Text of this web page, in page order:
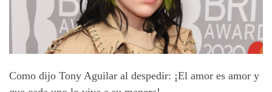
Como dijo Tony Aguilar al despedir: ¡El amor es amor y